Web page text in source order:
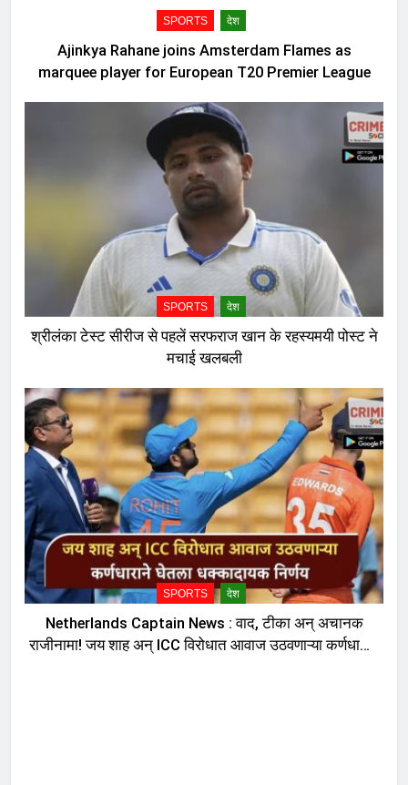
SPORTS देश
Ajinkya Rahane joins Amsterdam Flames as
marquee player for European T20 Premier League
SPORTS देश
श्रीलंका टेस्ट सीरीज से पहलें सरफराज खान के रहस्यमयी पोस्ट ने
मचाई खलबली
SPORTS देश
Netherlands Captain News : वाद, टीका अन् अचानक
राजीनामा! जय शाह अन् ICC विरोधात आवाज उठवणाऱ्या कर्णधाराने